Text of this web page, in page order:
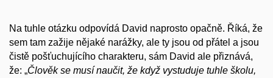
Na tuhle otázku odpovídá David naprosto opačně. Říká, že
sem tam zažije nějaké narážky, ale ty jsou od přátel a jsou
čistě pošťuchujícího charakteru, sám David ale přiznává,
že: „Člověk se musí naučit, že když vystuduje tuhle školu,